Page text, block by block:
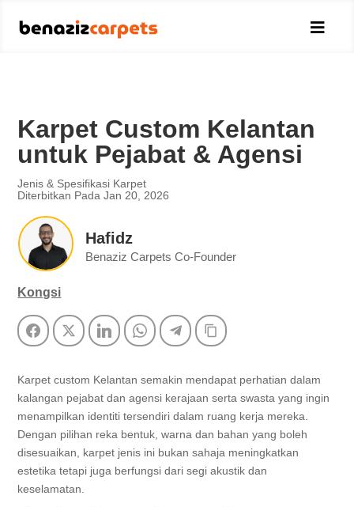

Karpet Custom Kelantan
untuk Pejabat & Agensi
Jenis & Spesifikasi Karpet
Diterbitkan Pada Jan 20, 2026
Hafidz
Benaziz Carpets Co-Founder
Kongsi
FacebookTwitter LinkedInWhatsAppTelegramCopy Link
Karpet custom Kelantan semakin mendapat perhatian dalam
kalangan pejabat dan agensi kerajaan serta swasta yang ingin
menampilkan identiti tersendiri dalam ruang kerja mereka.
Dengan pilihan reka bentuk, warna dan bahan yang boleh
disesuaikan, karpet jenis ini bukan sahaja meningkatkan
estetika tetapi juga berfungsi dari segi akustik dan
keselamatan.